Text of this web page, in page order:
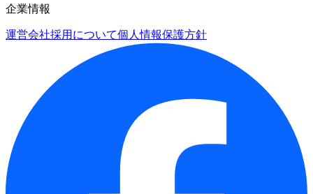
企業情報
運営会社採用について個人情報保護方針